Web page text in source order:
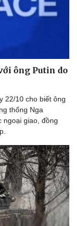
ông Putin do
22/10 cho biết ông
thống Nga
ngoại giao, đồng